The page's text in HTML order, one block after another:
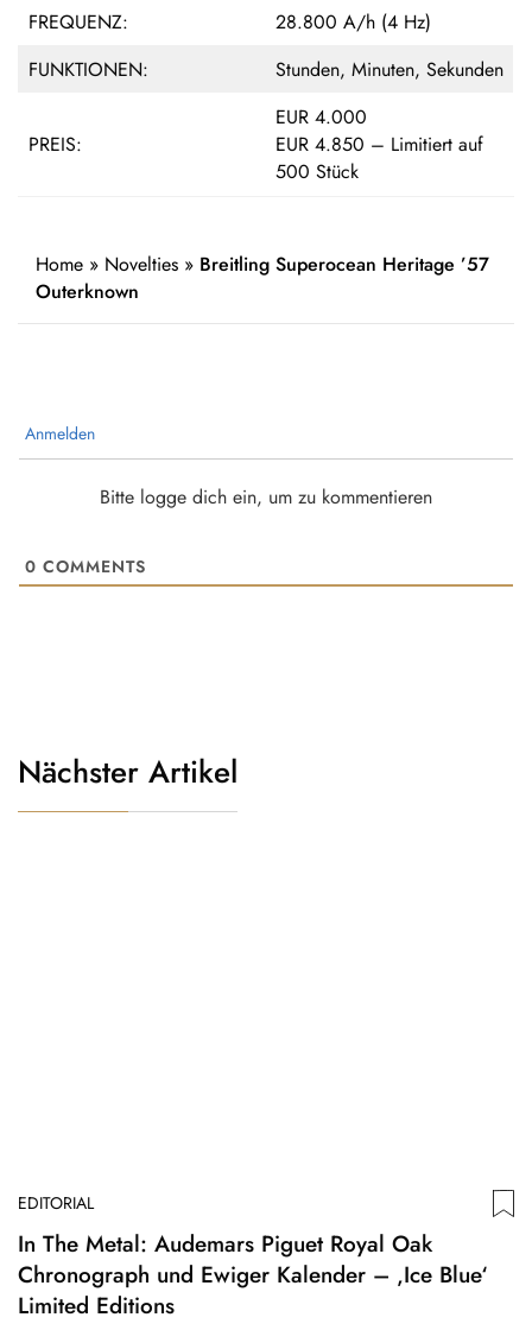
FREQUENZ:
28.800 A/h (4 Hz)
FUNKTIONEN:
Stunden, Minuten, Sekunden
PREIS:
EUR 4.000
EUR 4.850 – Limitiert auf
500 Stück
Home » Novelties » Breitling Superocean Heritage ’57
Outerknown
Anmelden
Bitte logge dich ein, um zu kommentieren
0 COMMENTS
Nächster Artikel
EDITORIAL
In The Metal: Audemars Piguet Royal Oak
Chronograph und Ewiger Kalender – ‚Ice Blue‘
Limited Editions